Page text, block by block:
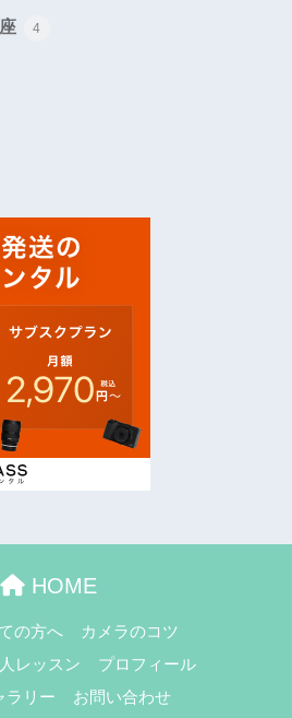
4
HOME
の方へ
カメラのコツ
レッスン
プロフィール
ラリー
お問い合わせ